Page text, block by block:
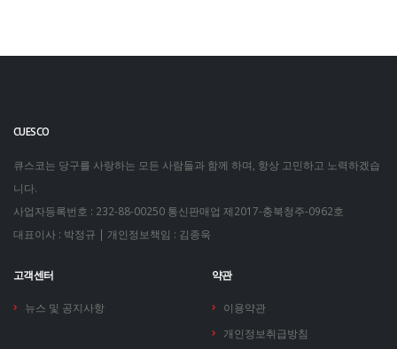
CUESCO
큐스코는 당구를 사랑하는 모든 사람들과 함께 하며, 항상 고민하고 노력하겠습
니다.
사업자등록번호 : 232-88-00250 통신판매업 제2017-충북청주-0962호
대표이사 : 박정규 | 개인정보책임 : 김종욱
고객센터
뉴스 및 공지사항
약관
이용약관
개인정보취급방침